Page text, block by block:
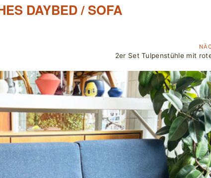
DAYBED / SOFA
2er Set Tulpenstühle mit